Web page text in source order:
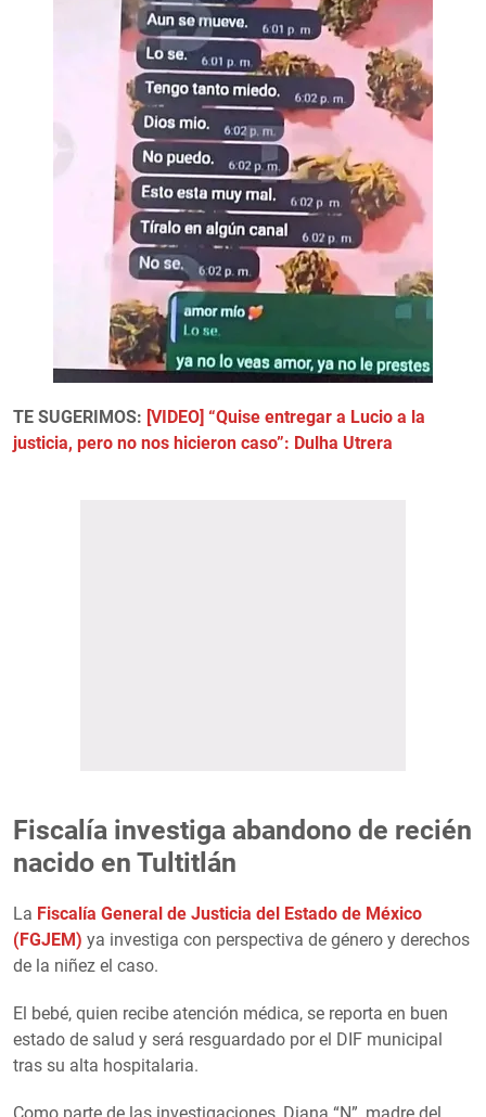
TE SUGERIMOS: [VIDEO] “Quise entregar a Lucio a la
justicia, pero no nos hicieron caso”: Dulha Utrera
Fiscalía investiga abandono de recién
nacido en Tultitlán
La Fiscalía General de Justicia del Estado de México
(FGJEM) ya investiga con perspectiva de género y derechos
de la niñez el caso.
El bebé, quien recibe atención médica, se reporta en buen
estado de salud y será resguardado por el DIF municipal
tras su alta hospitalaria.